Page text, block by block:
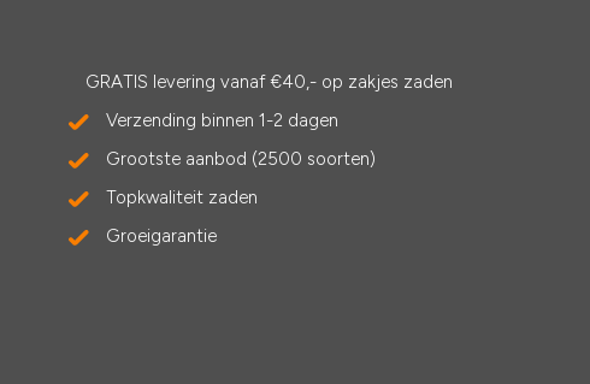
GRATIS levering vanaf €40,- op zakjes zaden
Verzending binnen 1-2 dagen
Grootste aanbod (2500 soorten)
Topkwaliteit zaden
Groeigarantie